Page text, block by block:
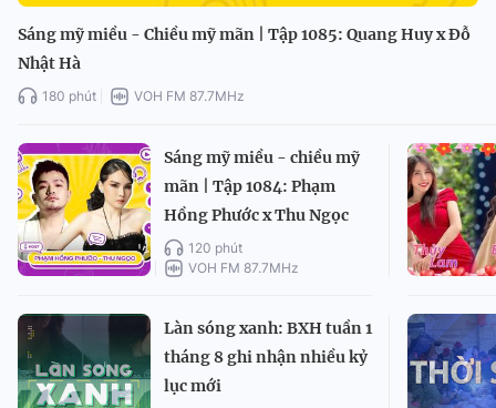
Sáng mỹ miều - Chiều mỹ mãn | Tập 1085: Quang Huy x Đỗ
Nhật Hà
180 phút VOH FM 87.7MHz
Sáng mỹ miều - chiều mỹ
mãn | Tập 1084: Phạm
Hồng Phước x Thu Ngọc
120 phút
VOH FM 87.7MHz
Làn sóng xanh: BXH tuần 1
tháng 8 ghi nhận nhiều kỷ
lục mới